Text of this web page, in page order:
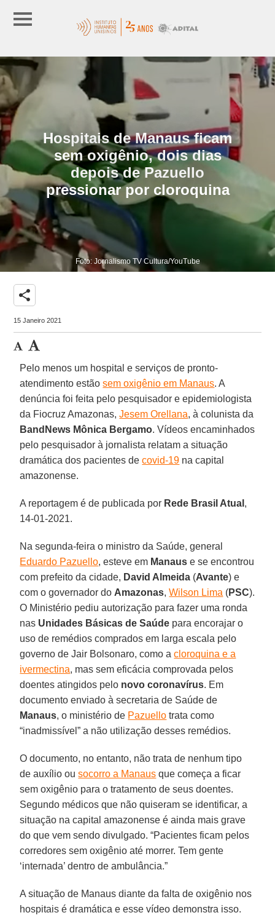
Hospitais de Manaus ficam
sem oxigênio, dois dias
depois de Pazuello
pressionar por cloroquina
Foto: Jornalismo TV Cultura/YouTube
share
15 Janeiro 2021
Pelo menos um hospital e serviços de pronto-
atendimento estãosem oxigênio em Manaus. A
denúncia foi feita pelo pesquisador e epidemiologista
da Fiocruz Amazonas,Jesem Orellana, à colunista da
BandNews Mônica Bergamo. Vídeos encaminhados
pelo pesquisador à jornalista relatam a situação
dramática dos pacientes decovid-19 na capital
amazonense.
A reportagem é de publicada por Rede Brasil Atual ,
14-01-2021.
Na segunda-feira o ministro da Saúde, general
Eduardo Pazuello, esteve em Manaus e se encontrou
com prefeito da cidade, David Almeida (Avante) e
com o governador do Amazonas,Wilson Lima (PSC).
O Ministério pediu autorização para fazer uma ronda
nas Unidades Básicas de Saúde para encorajar o
uso de remédios comprados em larga escala pelo
governo de Jair Bolsonaro, como acloroquina e a
ivermectina, mas sem eficácia comprovada pelos
doentes atingidos pelo novo coronavírus. Em
documento enviado à secretaria de Saúde de
Manaus, o ministério de Pazuello trata como
“inadmissível” a não utilização desses remédios.
O documento, no entanto, não trata de nenhum tipo
de auxílio ousocorro a Manaus que começa a ficar
sem oxigênio para o tratamento de seus doentes.
Segundo médicos que não quiseram se identificar, a
situação na capital amazonense é ainda mais grave
do que vem sendo divulgado. “Pacientes ficam pelos
corredores sem oxigênio até morrer. Tem gente
‘internada’ dentro de ambulância.”
A situação de Manaus diante da falta de oxigênio nos
hospitais é dramática e esse vídeo demonstra isso.